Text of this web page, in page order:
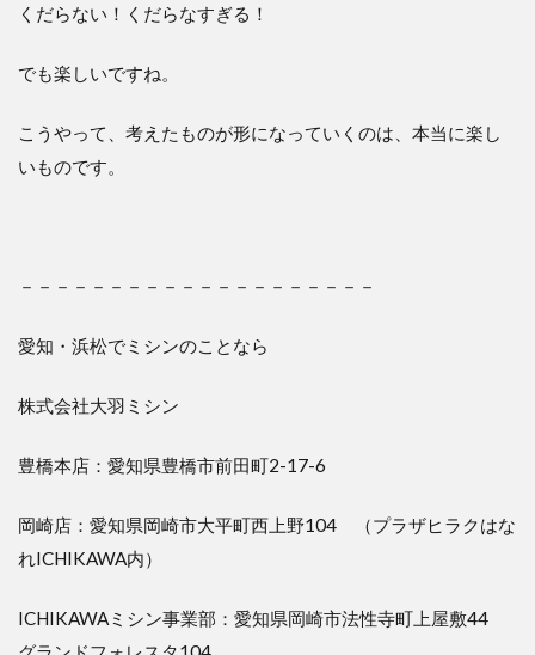
くだらない！くだらなすぎる！
でも楽しいですね。
こうやって、考えたものが形になっていくのは、本当に楽し
いものです。
－－－－－－－－－－－－－－－－－－－－
愛知・浜松でミシンのことなら
株式会社大羽ミシン
豊橋本店：愛知県豊橋市前田町2-17-6
岡崎店：愛知県岡崎市大平町西上野104 （プラザヒラクはな
れICHIKAWA内）
ICHIKAWAミシン事業部：愛知県岡崎市法性寺町上屋敷44